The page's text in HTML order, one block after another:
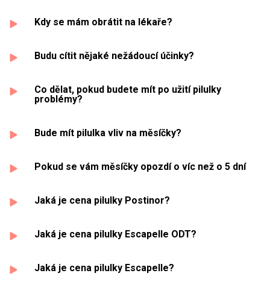
Kdy se mám obrátit na lékaře?
Budu cítit nějaké nežádoucí účinky?
Co dělat, pokud budete mít po užití pilulky
problémy?
Bude mít pilulka vliv na měsíčky?
Pokud se vám měsíčky opozdí o víc než o 5 dní
Jaká je cena pilulky Postinor?
Jaká je cena pilulky Escapelle ODT?
Jaká je cena pilulky Escapelle?